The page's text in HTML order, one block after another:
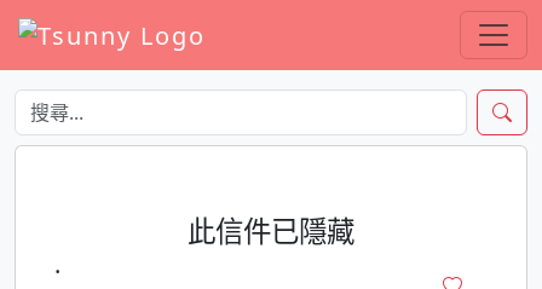
此信件已隱藏
·